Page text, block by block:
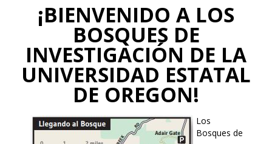
¡BIENVENIDO A LOS
BOSQUES DE
INVESTIGACIÓN DE LA
UNIVERSIDAD ESTATAL
DE OREGON!
Los
Bosques de